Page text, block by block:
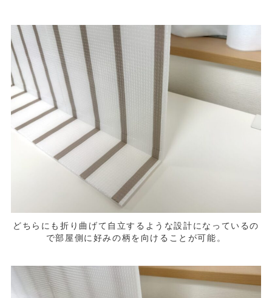
どちらにも折り曲げて自立するような設計になっているの
で部屋側に好みの柄を向けることが可能。